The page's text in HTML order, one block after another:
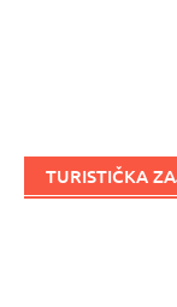
TURISTIČKA